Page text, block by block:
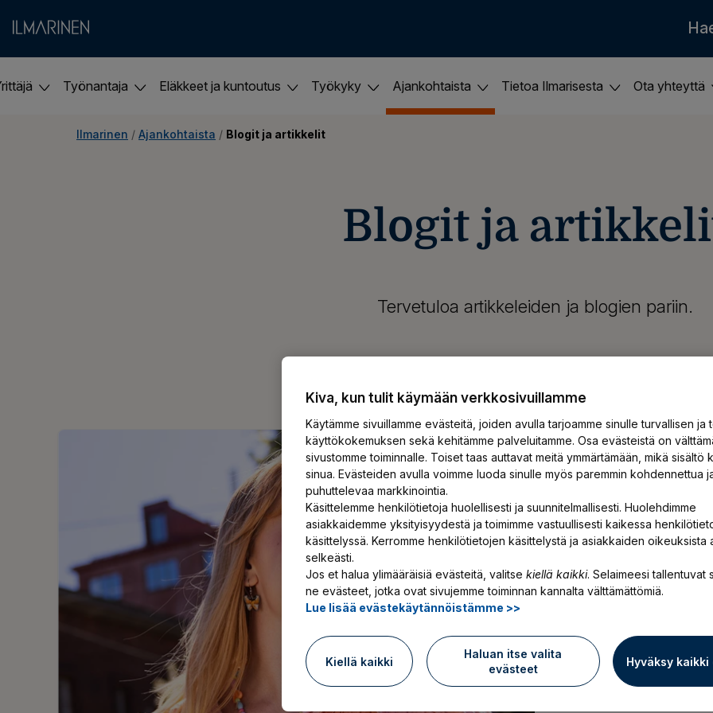
Työnantaja Eläkkeet ja kuntoutus Työkyky Ajankohtaista Tietoa Ilmarisesta Ota yhteyttä
Ilmarinen / Ajankohtaista / Blogit ja artikkelit
Blogit ja
Tervetuloa artikkeleiden ja blogien pariin.
YEL vai TyEL?
Suomessa
tukenasi vahva
omiin eläkepäiviisi ja
jo huomenna tai vasta
YEL vai TyEL? Mitä
Lue artikkeli
Kiva, kun tulit käymään verkkosivuillamme
Käytämme sivuillamme evästeitä, joiden avulla tarjoamme sinulle turvallisen ja
käyttökokemuksen sekä kehitämme palveluitamme. Osa evästeistä on
sivustomme toiminnalle. Toiset taas auttavat meitä ymmärtämään, mikä sisältö
sinua. Evästeiden avulla voimme luoda sinulle myös paremmin kohdennettua
puhuttelevaa markkinointia.
Käsittelemme henkilötietoja huolellisesti ja suunnitelmallisesti. Huolehdimme
asiakkaidemme yksityisyydestä ja toimimme vastuullisesti kaikessa
käsittelyssä. Kerromme henkilötietojen käsittelystä ja asiakkaiden oikeuksista
selkeästi.
Jos et halua ylimääräisiä evästeitä, valitse kiellä kaikki. Selaimeesi tallentuvat
ne evästeet, jotka ovat sivujemme toiminnan kannalta välttämättömiä.
Lue lisää evästekäytännöistämme >>
Kiellä kaikki
Haluan itse valita
evästeet
Hyväksy